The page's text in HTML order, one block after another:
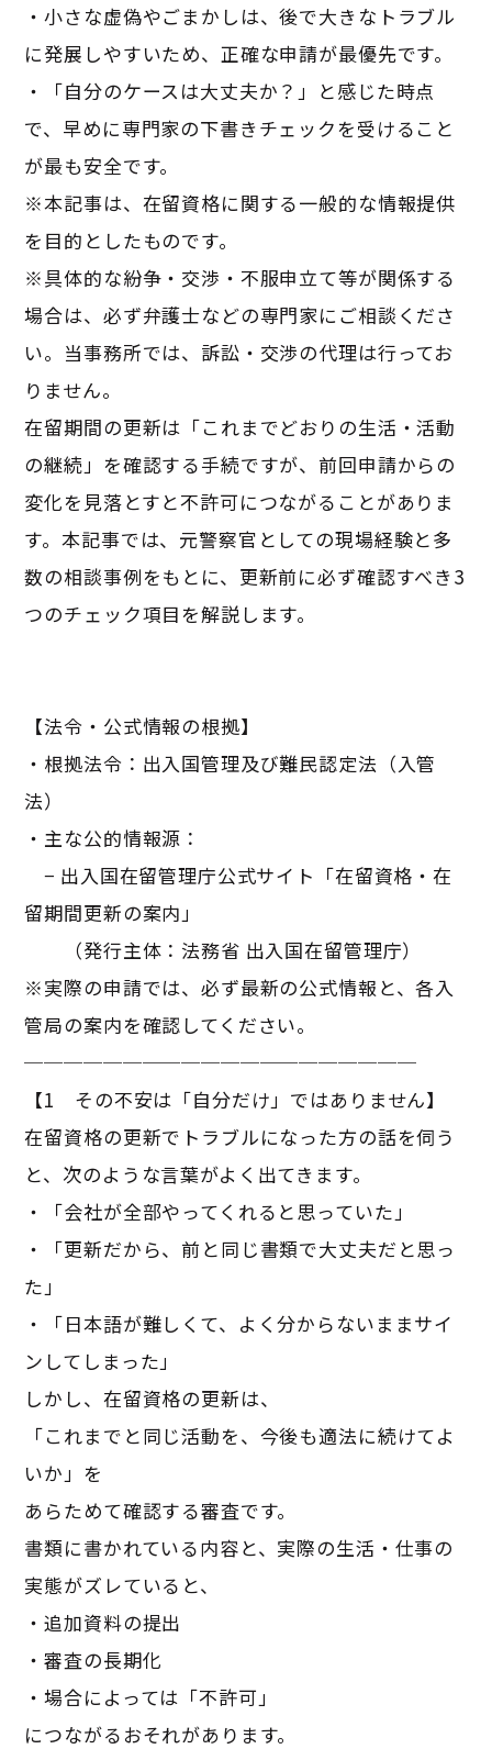
・小さな虚偽やごまかしは、後で大きなトラブル
に発展しやすいため、正確な申請が最優先です。
・「自分のケースは大丈夫か？」と感じた時点
で、早めに専門家の下書きチェックを受けること
が最も安全です。
※本記事は、在留資格に関する一般的な情報提供
を目的としたものです。
※具体的な紛争・交渉・不服申立て等が関係する
場合は、必ず弁護士などの専門家にご相談くださ
い。当事務所では、訴訟・交渉の代理は行ってお
りません。
在留期間の更新は「これまでどおりの生活・活動
の継続」を確認する手続ですが、前回申請からの
変化を見落とすと不許可につながることがありま
す。本記事では、元警察官としての現場経験と多
数の相談事例をもとに、更新前に必ず確認すべき3
つのチェック項目を解説します。
【法令・公式情報の根拠】
・根拠法令：出入国管理及び難民認定法（入管
法）
・主な公的情報源：
− 出入国在留管理庁公式サイト「在留資格・在
留期間更新の案内」
（発行主体：法務省 出入国在留管理庁）
※実際の申請では、必ず最新の公式情報と、各入
管局の案内を確認してください。
────────────────────
【1 その不安は「自分だけ」ではありません】
在留資格の更新でトラブルになった方の話を伺う
と、次のような言葉がよく出てきます。
・「会社が全部やってくれると思っていた」
・「更新だから、前と同じ書類で大丈夫だと思っ
た」
・「日本語が難しくて、よく分からないままサイ
ンしてしまった」
しかし、在留資格の更新は、
「これまでと同じ活動を、今後も適法に続けてよ
いか」を
あらためて確認する審査です。
書類に書かれている内容と、実際の生活・仕事の
実態がズレていると、
・追加資料の提出
・審査の長期化
・場合によっては「不許可」
につながるおそれがあります。